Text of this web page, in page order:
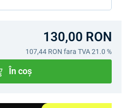
130,00 RON
107,44 RON fara TVA 21.0 %
În coș